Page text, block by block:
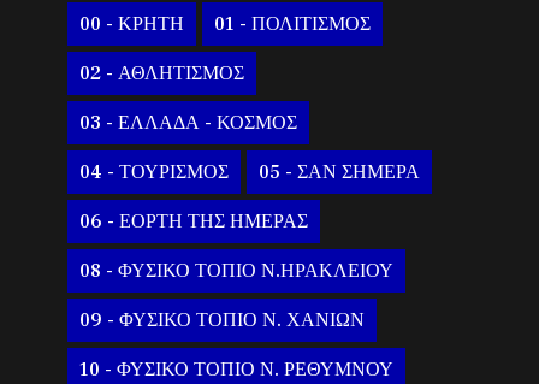
00 - ΚΡΗΤΗ 01 - ΠΟΛΙΤΙΣΜΟΣ
02 - ΑΘΛΗΤΙΣΜΟΣ
03 - ΕΛΛΑΔΑ - ΚΟΣΜΟΣ
04 - ΤΟΥΡΙΣΜΟΣ 05 - ΣΑΝ ΣΗΜΕΡΑ
06 - ΕΟΡΤΗ ΤΗΣ ΗΜΕΡΑΣ
08 - ΦΥΣΙΚΟ ΤΟΠΙΟ Ν.ΗΡΑΚΛΕΙΟΥ
09 - ΦΥΣΙΚΟ ΤΟΠΙΟ Ν. ΧΑΝΙΩΝ
10 - ΦΥΣΙΚΟ ΤΟΠΙΟ Ν. ΡΕΘΥΜΝΟΥ